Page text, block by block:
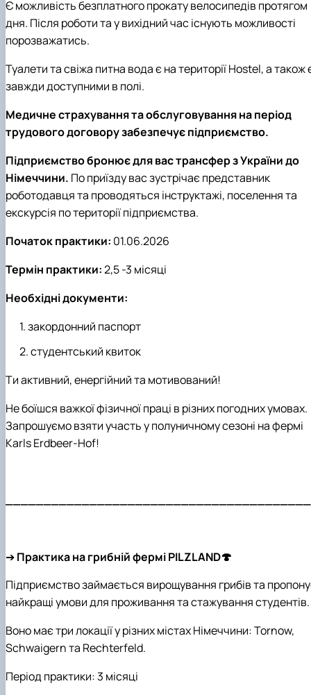
Є можливість безплатного прокату велосипедів протягом
дня. Після роботи та у вихідний час існують можливості
порозважатись.
Туалети та свіжа питна вода є на території Hostel, а також
завжди доступними в полі.
Медичне страхування та обслуговування на період
трудового договору забезпечує підприємство.
Підприємство бронює для вас трансфер з України до
Німеччини. По приїзду вас зустрічає представник
роботодавця та проводяться інструктажі, поселення та
екскурсія по території підприємства.
Початок практики: 01.06.2026
Термін практики:2,5 -3 місяці
Необхідні документи:
закордонний паспорт
студентський квиток
Ти активний, енергійний та мотивований!
Не боїшся важкої фізичної праці в різних погодних умовах.
Запрошуємо взяти участь у полуничному сезоні на фермі
Karls Erdbeer-Hof!
➔Практика на грибній фермі PILZLAND🍄‍
Підприємство займається вирощування грибів та
найкращі умови для проживання та стажування студентів.
Воно має три локації у різних містах Німеччини: Tornow,
Schwaigern та Rechterfeld.
Період практики: 3 місяці